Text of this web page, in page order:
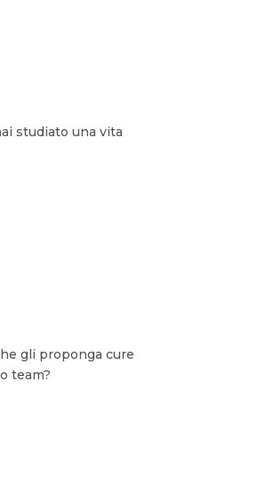
studiato una vita
gli proponga cure
team?